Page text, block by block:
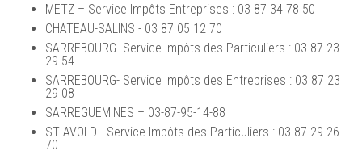
METZ – Service Impôts Entreprises : 03 87 34 78 50
CHATEAU-SALINS - 03 87 05 12 70
SARREBOURG- Service Impôts des Particuliers : 03 87 23
29 54
SARREBOURG- Service Impôts des Entreprises : 03 87 23
29 08
SARREGUEMINES – 03-87-95-14-88
ST AVOLD - Service Impôts des Particuliers : 03 87 29 26
70